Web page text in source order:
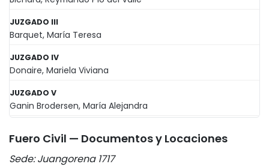
JUZGADO III
Barquet, María Teresa
JUZGADO IV
Donaire, Mariela Viviana
JUZGADO V
Ganin Brodersen, María Alejandra
Fuero Civil — Documentos y Locaciones
Sede: Juangorena 1717